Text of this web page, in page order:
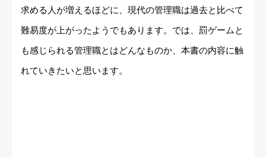
求める人が増えるほどに、現代の管理職は過去と比べて
難易度が上がったようでもあります。では、罰ゲームと
も感じられる管理職とはどんなものか、本書の内容に触
れていきたいと思います。